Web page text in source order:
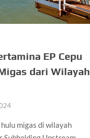
EP Cepu
dari Wilayah
migas di wilayah